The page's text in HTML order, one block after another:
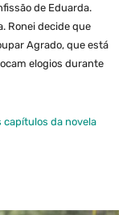
de Eduarda.
Ronei decide que
Agrado, que está
elogios durante
capítulos da novela